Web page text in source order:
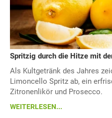
Spritzig durch die Hitze mit
Als Kultgetränk des Jahres
Limoncello Spritz ab, ein
Zitronenlikör und Prosecco.
WEITERLESEN...